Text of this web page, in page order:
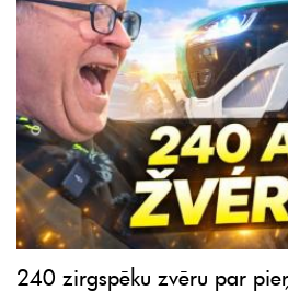
240 zirgspēku zvēru par